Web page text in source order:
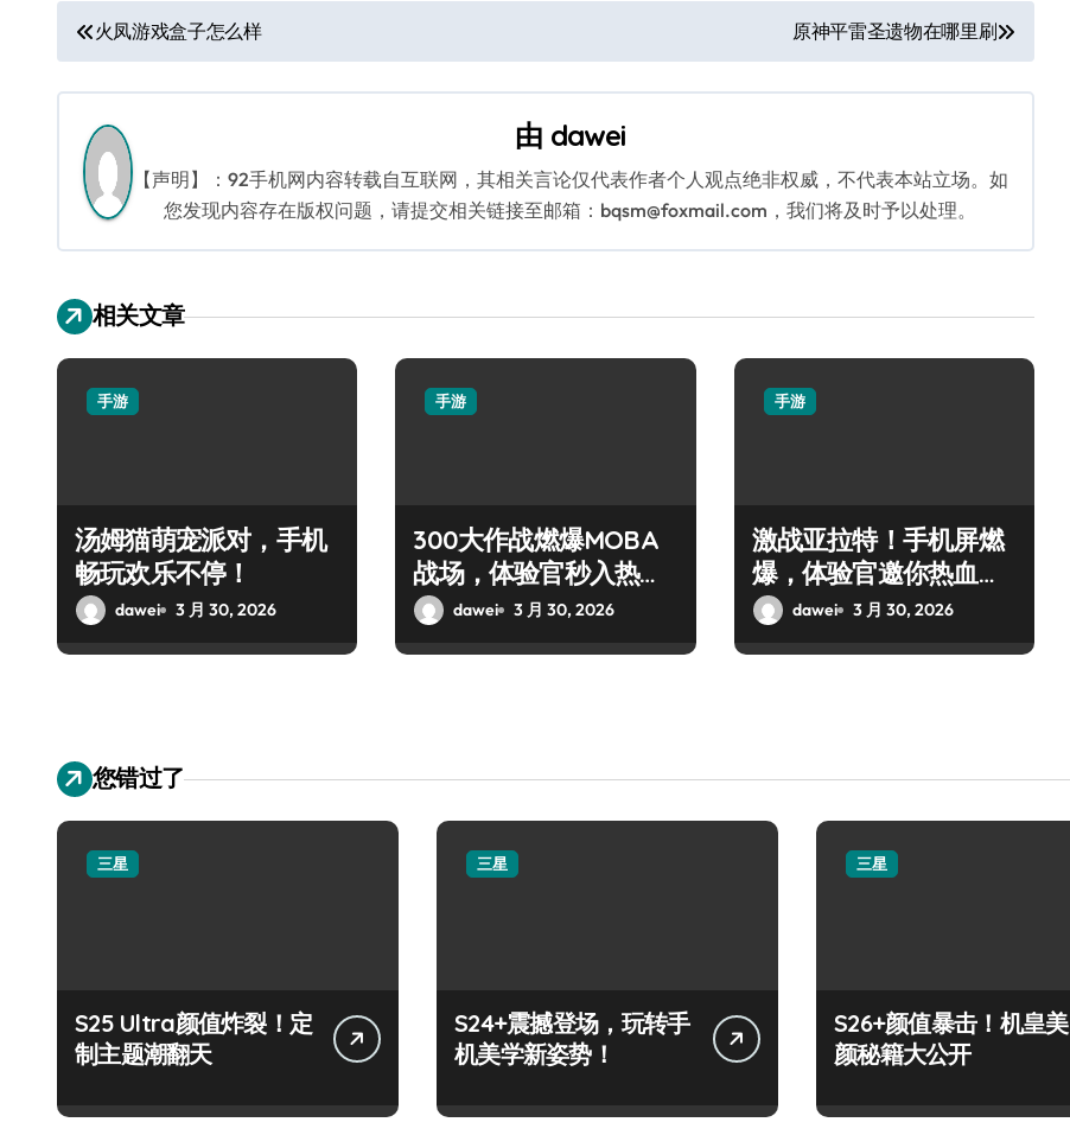
文
章
导
航
火凤游戏盒子怎么样 原神平雷圣遗物在哪里刷
由 dawei
【声明】：92手机网内容转载自互联网，其相关言论仅代表作者个人观点绝非权威，不代表本站立场。如
您发现内容存在版权问题，请提交相关链接至邮箱：bqsm@foxmail.com，我们将及时予以处理。
相关文章
手游
汤姆猫萌宠派对，手机
畅玩欢乐不停！
dawei 3 月 30, 2026
手游
300大作战燃爆MOBA
战场，体验官秒入热血
对决！
dawei 3 月 30, 2026
手游
激战亚拉特！手机屏燃
爆，体验官邀你热血开
枪！dawei 3 月 30, 2026
您错过了
三星
S25 Ultra颜值炸裂！定
制主题潮翻天
三星
S24+震撼登场，玩转手
机美学新姿势！
三星
S26+颜值暴击！机皇美
颜秘籍大公开